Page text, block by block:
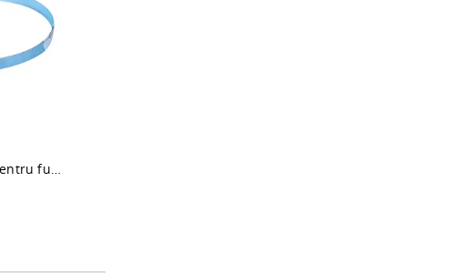
Colier de metal pentru furtun, 140-160 mm